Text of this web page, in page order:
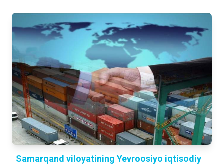
Samarqand viloyatining Yevroosiyo iqtisodiy